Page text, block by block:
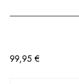
99,95€